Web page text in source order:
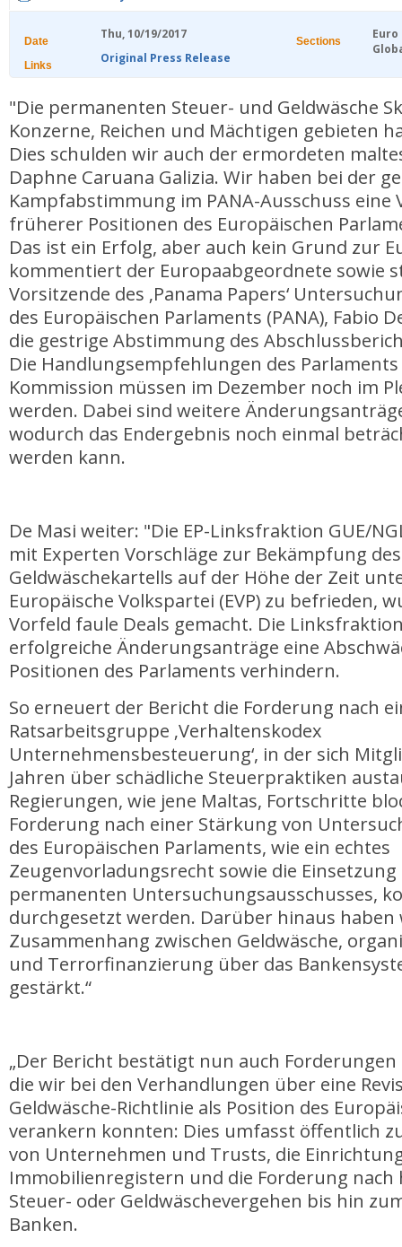
Date Thu, 10/19/2017
Links Original Press Release
Sections
Euro
"Die permanenten Steuer- und Geldwäsche
Konzerne, Reichen und Mächtigen gebieten
Dies schulden wir auch der ermordeten
Daphne Caruana Galizia. Wir haben bei der
Kampfabstimmung im PANA-Ausschuss eine
früherer Positionen des Europäischen
Das ist ein Erfolg, aber auch kein Grund zur
kommentiert der Europaabgeordnete sowie
Vorsitzende des ‚Panama Papers‘
des Europäischen Parlaments (PANA), Fabio
die gestrige Abstimmung des
Die Handlungsempfehlungen des
Kommission müssen im Dezember noch im
werden. Dabei sind weitere
wodurch das Endergebnis noch einmal
werden kann.
De Masi weiter: "Die EP-Linksfraktion GUE/
mit Experten Vorschläge zur Bekämpfung
Geldwäschekartells auf der Höhe der Zeit
Europäische Volkspartei (EVP) zu befrieden,
Vorfeld faule Deals gemacht. Die
erfolgreiche Änderungsanträge eine
Positionen des Parlaments verhindern.
So erneuert der Bericht die Forderung nach
Ratsarbeitsgruppe ‚Verhaltenskodex
Unternehmensbesteuerung‘, in der sich
Jahren über schädliche Steuerpraktiken
Regierungen, wie jene Maltas, Fortschritte
Forderung nach einer Stärkung von
des Europäischen Parlaments, wie ein echtes
Zeugenvorladungsrecht sowie die Einsetzung
permanenten Untersuchungsausschusses,
durchgesetzt werden. Darüber hinaus haben
Zusammenhang zwischen Geldwäsche,
und Terrorfinanzierung über das
gestärkt.“
„Der Bericht bestätigt nun auch
die wir bei den Verhandlungen über eine
Geldwäsche-Richtlinie als Position des
verankern konnten: Dies umfasst öffentlich
von Unternehmen und Trusts, die
Immobilienregistern und die Forderung
Steuer- oder Geldwäschevergehen bis hin
Banken.